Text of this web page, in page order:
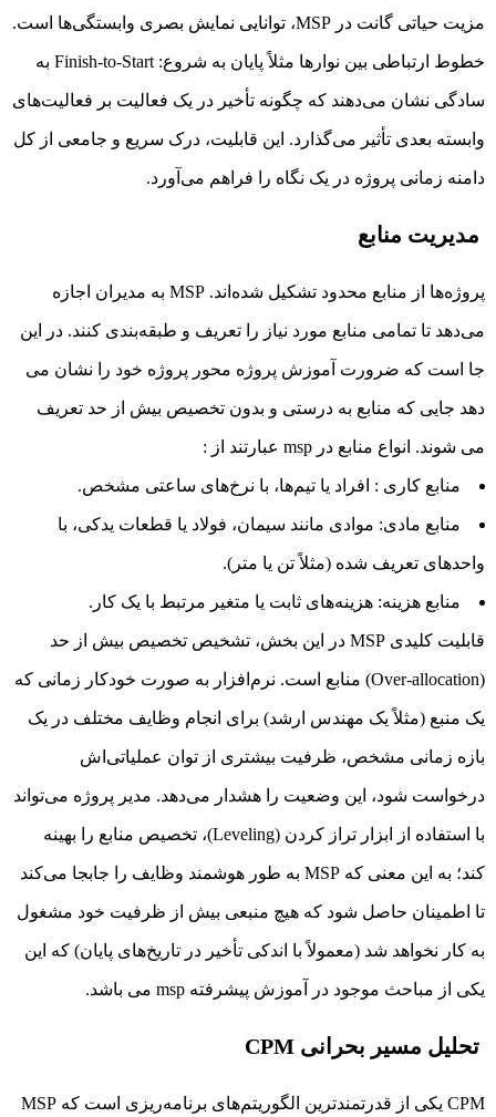
مزیت حیاتی گانت در MSP، توانایی نمایش بصری وابستگی‌ها است.
خطوط ارتباطی بین نوارها مثلاً پایان به شروع: Finish-to-Start به
سادگی نشان می‌دهند که چگونه تأخیر در یک فعالیت بر فعالیت‌های
وابسته بعدی تأثیر می‌گذارد. این قابلیت، درک سریع و جامعی از کل
دامنه زمانی پروژه در یک نگاه را فراهم می‌آورد.
مدیریت منابع
پروژه‌ها از منابع محدود تشکیل شده‌اند. MSP به مدیران اجازه
می‌دهد تا تمامی منابع مورد نیاز را تعریف و طبقه‌بندی کنند. در این
جا است که ضرورت آموزش پروژه محور پروژه خود را نشان می
دهد جایی که منابع به درستی و بدون تخصیص بیش از حد تعریف
می شوند. انواع منابع در msp عبارتند از :
منابع کاری : افراد یا تیم‌ها، با نرخ‌های ساعتی مشخص.
منابع مادی: موادی مانند سیمان، فولاد یا قطعات یدکی، با
واحدهای تعریف شده (مثلاً تن یا متر).
منابع هزینه: هزینه‌های ثابت یا متغیر مرتبط با یک کار.
قابلیت کلیدی MSP در این بخش، تشخیص تخصیص بیش از حد
(Over-allocation) منابع است. نرم‌افزار به صورت خودکار زمانی که
یک منبع (مثلاً یک مهندس ارشد) برای انجام وظایف مختلف در یک
بازه زمانی مشخص، ظرفیت بیشتری از توان عملیاتی‌اش
درخواست شود، این وضعیت را هشدار می‌دهد. مدیر پروژه می‌تواند
با استفاده از ابزار تراز کردن (Leveling)، تخصیص منابع را بهینه
کند؛ به این معنی که MSP به طور هوشمند وظایف را جابجا می‌کند
تا اطمینان حاصل شود که هیچ منبعی بیش از ظرفیت خود مشغول
به کار نخواهد شد (معمولاً با اندکی تأخیر در تاریخ‌های پایان) که این
یکی از مباحث موجود در آموزش پیشرفته msp می باشد.
تحلیل مسیر بحرانی CPM
CPM یکی از قدرتمندترین الگوریتم‌های برنامه‌ریزی است که MSP